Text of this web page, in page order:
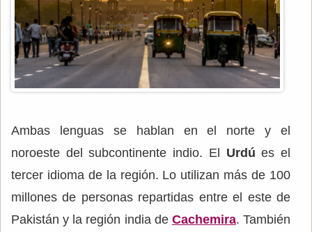
Ambas lenguas se hablan en el norte y el
noroeste del subcontinente indio. El Urdú es el
tercer idioma de la región. Lo utilizan más de 100
millones de personas repartidas entre el este de
Pakistán y la región india de Cachemira. También